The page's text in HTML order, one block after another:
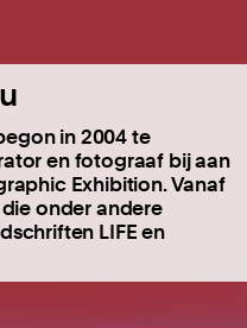
in 2004 te
en fotograaf bij aan
Exhibition. Vanaf
onder andere
LIFE en